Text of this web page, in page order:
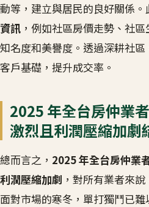
動等，建立與居民的良好關係
資訊 ，例如社區房價走勢、社
知名度和美譽度。透過深耕社
客戶基礎，提升成交率。
2025 年全台房仲業
激烈且利潤壓縮加劇
總而言之， 2025 年全台房仲業
利潤壓縮加劇 ，對所有業者來
面對市場的寒冬，單打獨鬥已